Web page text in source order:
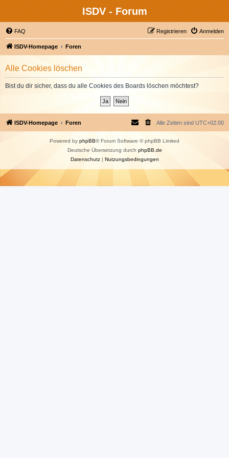
ISDV - Forum
FAQ Anmelden
Registrieren
ISDV-Homepage Foren
Alle Cookies löschen
Bist du dir sicher, dass du alle Cookies des Boards löschen möchtest?
ISDV-Homepage Foren Alle Zeiten sind UTC+02:00
Powered by phpBB® Forum Software © phpBB Limited
Deutsche Übersetzung durch phpBB.de
Datenschutz| Nutzungsbedingungen